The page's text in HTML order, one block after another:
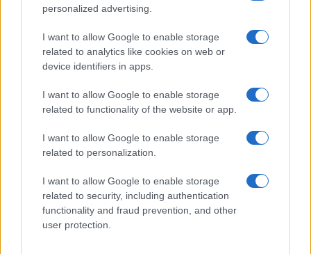
personalized advertising.
I want to allow Google to enable storage
related to analytics like cookies on web or
device identifiers in apps.
I want to allow Google to enable storage
related to functionality of the website or app.
I want to allow Google to enable storage
related to personalization.
I want to allow Google to enable storage
related to security, including authentication
functionality and fraud prevention, and other
user protection.
Noemi in ospedale: il racconto della riabilitazione e il
Susanna Riva · 6 Ago 2026